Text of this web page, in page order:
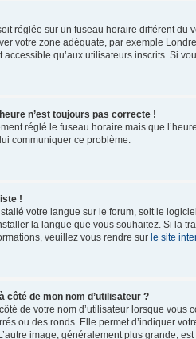
réglée sur un fuseau horaire différent
votre zone adéquate, par exemple
qu’aux utilisateurs inscrits. Si
n’est toujours pas correcte !
réglé le fuseau horaire mais que
communiquer ce problème.
!
votre langue sur le forum, soit le
la langue que vous souhaitez. Si la
veuillez vous rendre sur le site
côté de mon nom d’utilisateur ?
de votre nom d’utilisateur lorsque
ou des ronds. Elle permet d’indiquer
image, généralement plus grande,